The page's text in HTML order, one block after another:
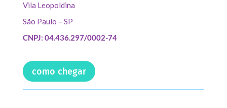
Vila Leopoldina
São Paulo – SP
CNPJ: 04.436.297/0002-74
como chegar